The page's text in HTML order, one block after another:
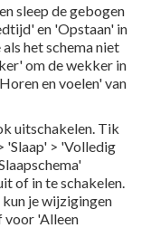
sleep de gebogen
en 'Opstaan' in
het schema niet
om de wekker in
en voelen' van
uitschakelen. Tik
'Slaap' > 'Volledig
of in te schakelen.
je wijzigingen
voor 'Alleen